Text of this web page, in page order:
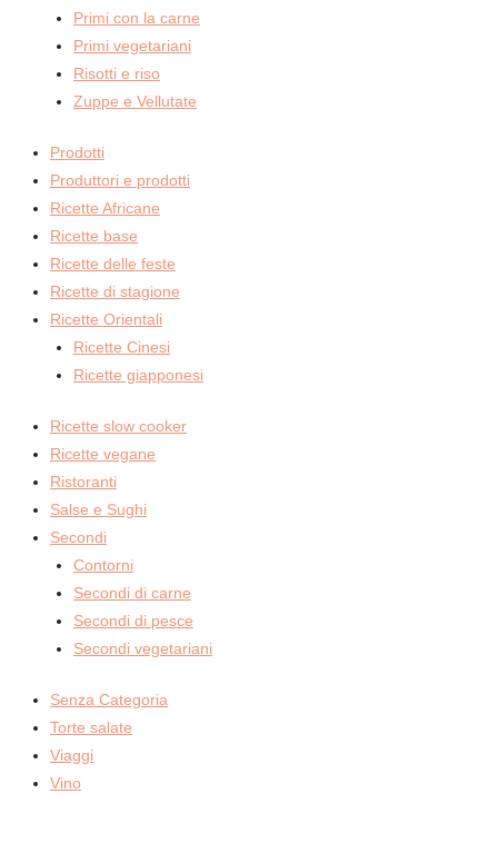
Primi con la carne
Primi vegetariani
Risotti e riso
Zuppe e Vellutate
Prodotti
Produttori e prodotti
Ricette Africane
Ricette base
Ricette delle feste
Ricette di stagione
Ricette Orientali
Ricette Cinesi
Ricette giapponesi
Ricette slow cooker
Ricette vegane
Ristoranti
Salse e Sughi
Secondi
Contorni
Secondi di carne
Secondi di pesce
Secondi vegetariani
Senza Categoria
Torte salate
Viaggi
Vino